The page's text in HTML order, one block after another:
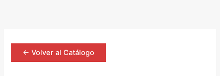
<- Volver al Catálogo